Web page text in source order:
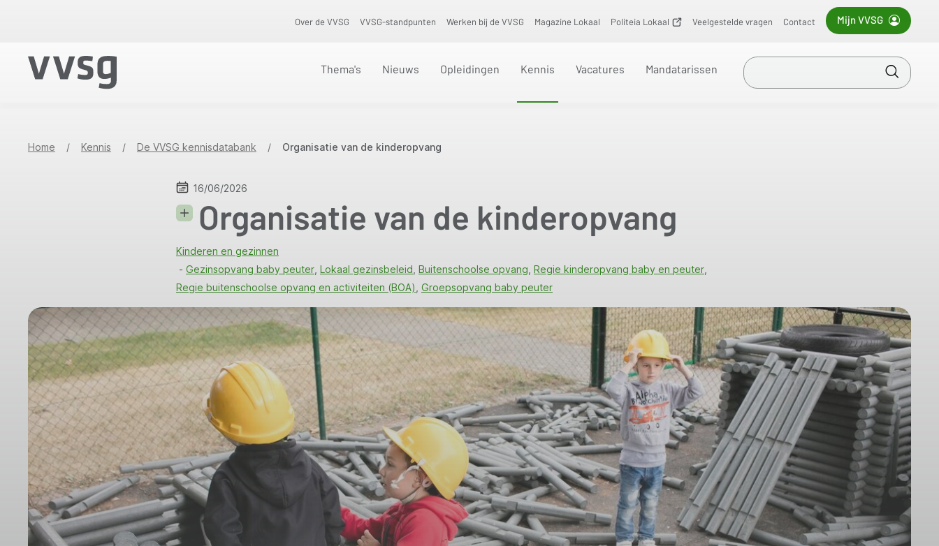
Over de VVSG VVSG-standpunten Werken bij de VVSG Magazine Lokaal Politeia Lokaal
(opent
Veelgestelde vragen Contact Mijn VVSG
Thema's Nieuws Opleidingen Kennis Vacatures Mandatarissen
Zoek
in
Home / Kennis / De VVSG kennisdatabank / Organisatie van de kinderopvang
16/06/2026
Organisatie van de kinderopvang
Kinderen en gezinnen
Gezinsopvang baby peuter Lokaal gezinsbeleid Buitenschoolse opvang Regie kinderopvang baby en peuter
Regie buitenschoolse opvang en activiteiten (BOA) Groepsopvang baby peuter